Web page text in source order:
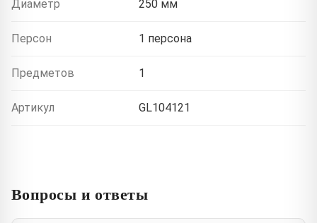
Диаметр 250 мм
Персон 1 персона
Предметов 1
Артикул GL104121
Вопросы и ответы